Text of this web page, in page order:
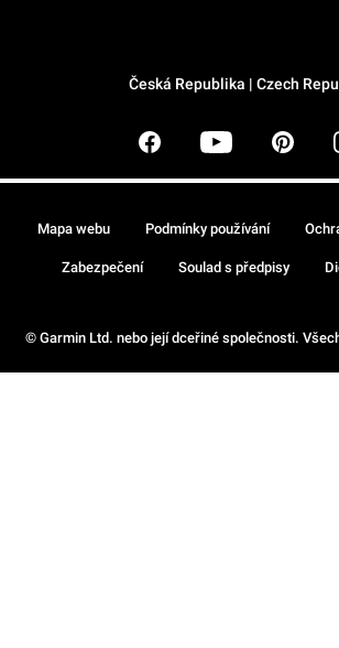
Česká Republika | Czech
© Garmin Ltd. nebo její dceřiné společnosti.
Mapa webu Podmínky používání
Zabezpečení Soulad s předpisy